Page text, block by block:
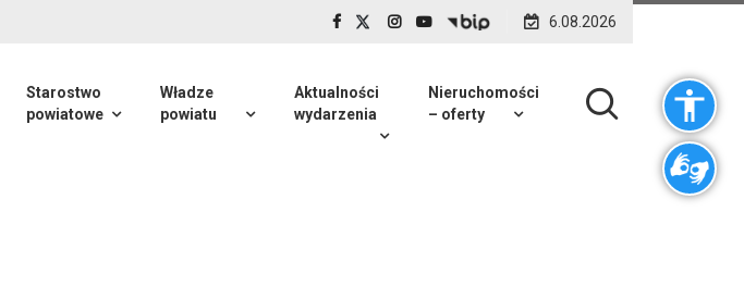
6.08.2026
Starostwo
powiatowe
Władze
powiatu
Aktualności
wydarzenia
Nieruchomości
– oferty